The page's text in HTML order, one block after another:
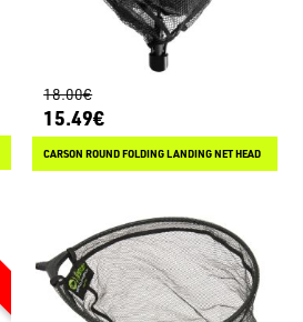
18.00€
15.49€
CARSON ROUND FOLDING LANDING NET HEAD